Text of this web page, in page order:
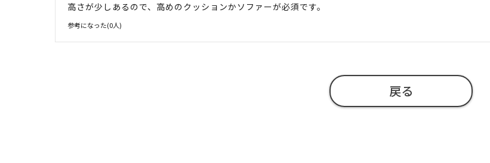
高さが少しあるので、高めのクッションかソファーが必須です。
参考になった(0人)
戻る